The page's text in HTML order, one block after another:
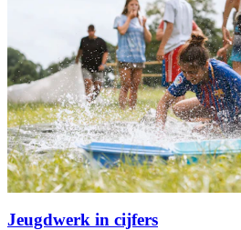
Jeugdwerk in cijfers